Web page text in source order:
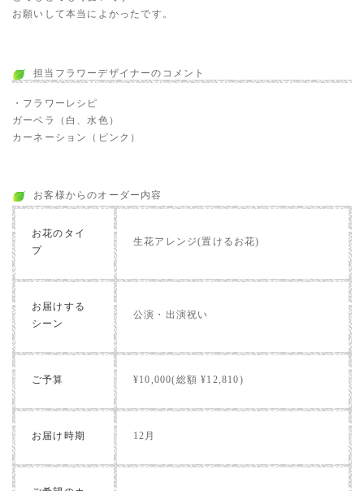
お願いして本当によかったです。
担当フラワーデザイナーのコメント
・フラワーレシピ
ガーベラ（白、水色）
カーネーション（ピンク）
お客様からのオーダー内容
お花のタイ
プ
生花アレンジ(置けるお花)
お届けする
シーン
公演・出演祝い
ご予算 ¥10,000(総額 ¥12,810)
お届け時期 12月